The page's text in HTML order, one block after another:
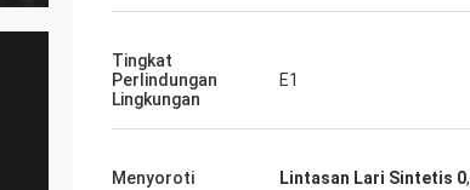
Tingkat
Perlindungan
Lingkungan
E1
Menyoroti Lintasan Lari Sintetis 0,